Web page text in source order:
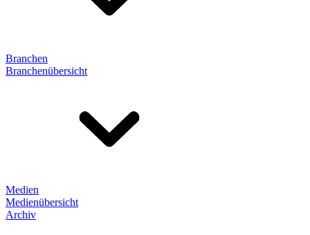
Branchen
Branchenübersicht
Medien
Medienübersicht
Archiv